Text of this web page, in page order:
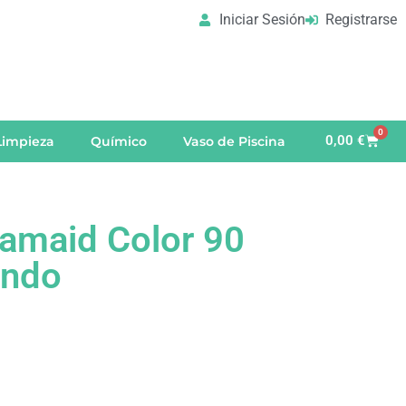
Iniciar Sesión Registrarse
Químico Vaso de Piscina 0,00 €
0
Color 90